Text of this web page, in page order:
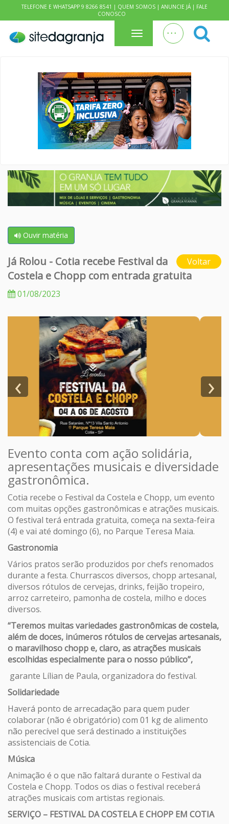
TELEFONE E WHATSAPP 9 8266 8541 | QUEM SOMOS | ANUNCIE JÁ| FALE
CONOSCO
Menu . . .
Ouvir matéria
Voltar
Já Rolou - Cotia recebe Festival da
Costela e Chopp com entrada gratuita
01/08/2023
‹ ›
Evento conta com ação solidária,
apresentações musicais e diversidade
gastronômica.
Cotia recebe o Festival da Costela e Chopp, um evento
com muitas opções gastronômicas e atrações musicais.
O festival terá entrada gratuita, começa na sexta-feira
(4) e vai até domingo (6), no Parque Teresa Maia.
Gastronomia
Vários pratos serão produzidos por chefs renomados
durante a festa. Churrascos diversos, chopp artesanal,
diversos rótulos de cervejas, drinks, feijão tropeiro,
arroz carreteiro, pamonha de costela, milho e doces
diversos.
“Teremos muitas variedades gastronômicas de costela,
além de doces, inúmeros rótulos de cervejas artesanais,
o maravilhoso chopp e, claro, as atrações musicais
escolhidas especialmente para o nosso público”,
garante Lílian de Paula, organizadora do festival.
Solidariedade
Haverá ponto de arrecadação para quem puder
colaborar (não é obrigatório) com 01 kg de alimento
não perecível que será destinado a instituições
assistenciais de Cotia.
Música
Animação é o que não faltará durante o Festival da
Costela e Chopp. Todos os dias o festival receberá
atrações musicais com artistas regionais.
SERVIÇO – FESTIVAL DA COSTELA E CHOPP EM COTIA